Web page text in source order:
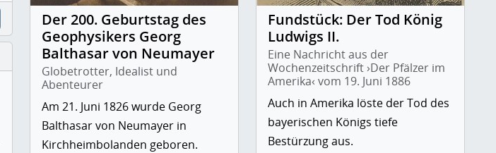
Der 200. Geburtstag des
Geophysikers Georg
Balthasar von Neumayer
Globetrotter, Idealist und
Abenteurer
Am 21. Juni 1826 wurde Georg
Balthasar von Neumayer in
Kirchheimbolanden geboren.
Fundstück: Der Tod König
Ludwigs II.
Eine Nachricht aus der
Wochenzeitschrift ›Der Pfälzer im
Amerika‹ vom 19. Juni 1886
Auch in Amerika löste der Tod des
bayerischen Königs tiefe
Bestürzung aus.